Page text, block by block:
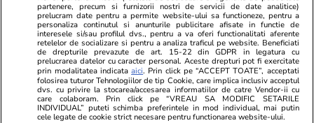
partenere, precum si furnizorii nostri de servicii de date analitice)
prelucram date pentru a permite website-ului sa functioneze, pentru a
personaliza continutul si anunturile publicitare afisate in functie de
interesele si/sau profilul dvs., pentru a va oferi functionalitati aferente
retelelor de socializare si pentru a analiza traficul pe website. Beneficiati
de drepturile prevazute de art. 15-22 din GDPR in legatura cu
prelucrarea datelor cu caracter personal. Aceste drepturi pot fi exercitate
prin modalitatea indicataaici. Prin click pe “ACCEPT TOATE”, acceptati
folosirea tuturor Tehnologiilor de tip Cookie, care implica inclusiv acceptul
dvs. cu privire la stocarea/accesarea informatiilor de catre Vendor-ii cu
care colaboram. Prin click pe “VREAU SA MODIFIC SETARILE
INDIVIDUAL” puteti schimba preferintele in mod individual, mai putin
cele legate de cookie strict necesare pentru functionarea website-ului.